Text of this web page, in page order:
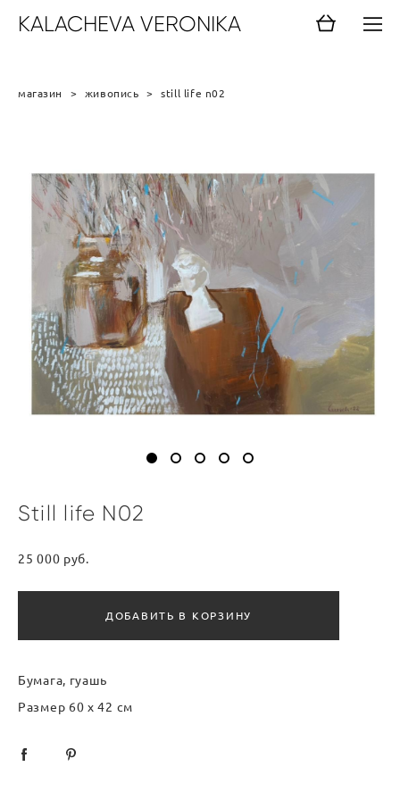
KALACHEVA VERONIKA
магазин > живопись > still life n02
Still life N02
25 000 pуб.
ДОБАВИТЬ В КОРЗИНУ
Бумага, гуашь
Размер 60 х 42 см